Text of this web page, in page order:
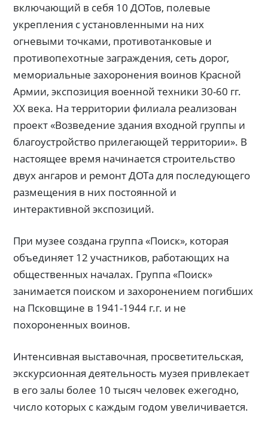
включающий в себя 10 ДОТов, полевые
укрепления с установленными на них
огневыми точками, противотанковые и
противопехотные заграждения, сеть дорог,
мемориальные захоронения воинов Красной
Армии, экспозиция военной техники 30-60 гг.
XX века. На территории филиала реализован
проект «Возведение здания входной группы и
благоустройство прилегающей территории». В
настоящее время начинается строительство
двух ангаров и ремонт ДОТа для последующего
размещения в них постоянной и
интерактивной экспозиций.
При музее создана группа «Поиск», которая
объединяет 12 участников, работающих на
общественных началах. Группа «Поиск»
занимается поиском и захоронением погибших
на Псковщине в 1941-1944 г.г. и не
похороненных воинов.
Интенсивная выставочная, просветительская,
экскурсионная деятельность музея привлекает
в его залы более 10 тысяч человек ежегодно,
число которых с каждым годом увеличивается.